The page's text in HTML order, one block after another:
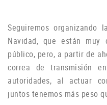
Seguiremos organizando
Navidad, que están muy
público, pero, a partir de
correa de transmisión
autoridades, al actuar
juntos tenemos más peso